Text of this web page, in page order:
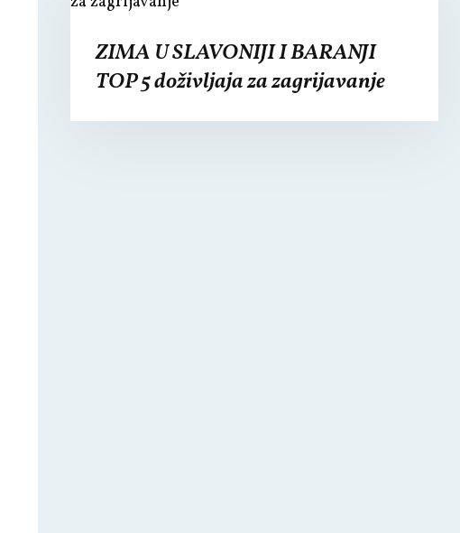
ZIMA U SLAVONIJI I BARANJI
TOP 5 doživljaja za zagrijavanje